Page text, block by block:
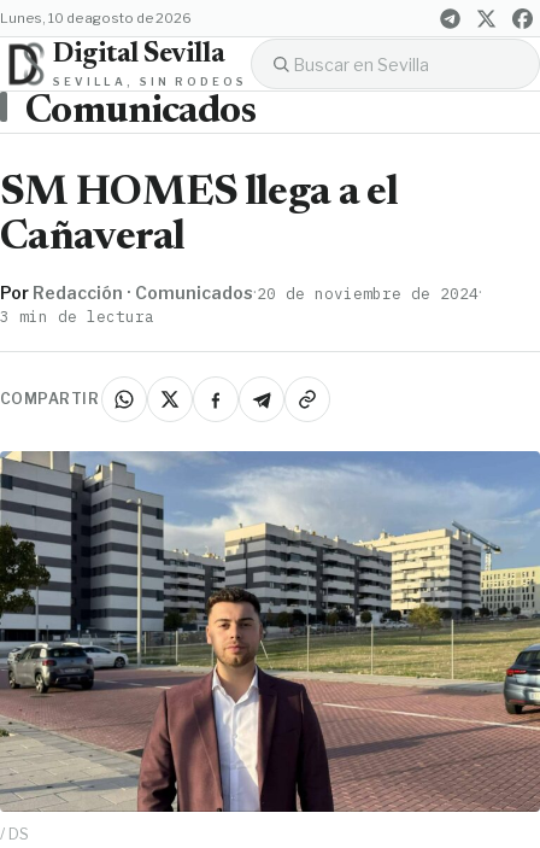
lunes, 10 de agosto de 2026
Digital Sevilla
SEVILLA, SIN RODEOS
Comunicados
SM HOMES llega a el
Cañaveral
Por Redacción · Comunicados·20 de noviembre de 2024·
3 min de lectura
COMPARTIR
/ DS